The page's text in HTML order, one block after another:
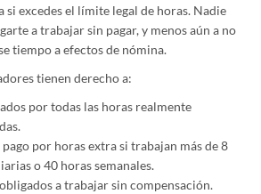
si excedes el límite legal de horas. Nadie
a trabajar sin pagar, y menos aún a no
tiempo a efectos de nómina.
tienen derecho a:
por todas las horas realmente
por horas extra si trabajan más de 8
o 40 horas semanales.
a trabajar sin compensación.